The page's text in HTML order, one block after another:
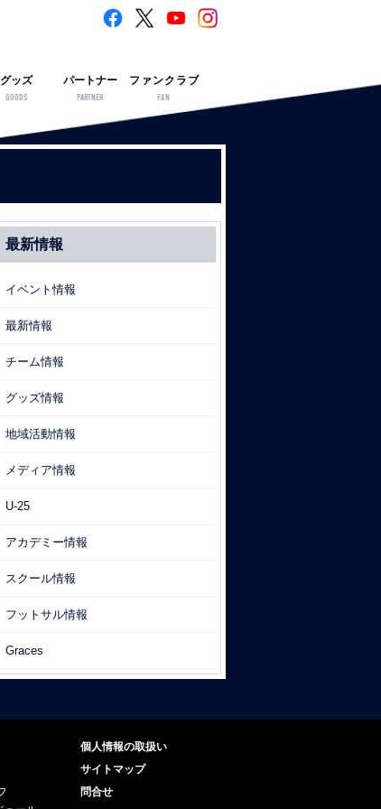
グッズ
GOODS
パートナー
PARTNER
ファンクラブ
FAN
最新情報
イベント情報
最新情報
チーム情報
グッズ情報
地域活動情報
メディア情報
U-25
アカデミー情報
スクール情報
フットサル情報
Graces
個人情報の取扱い
サイトマップ
問合せ